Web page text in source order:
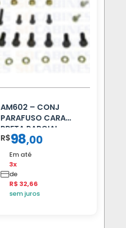
AM602 – CONJ
PARAFUSO CARA
PRETA PARCIAL
R$98,00
Em até
3x
de
R$ 32,66
sem juros